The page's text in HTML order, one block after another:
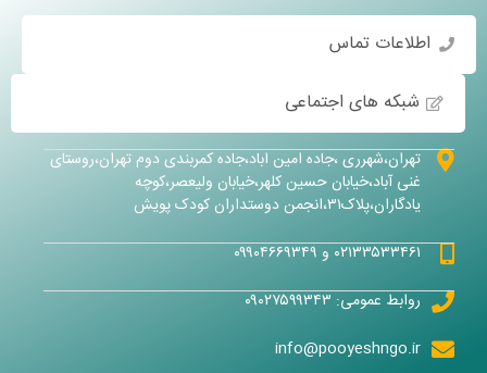
اطلاعات تماس
شبکه های اجتماعی
تهران،شهرری ،جاده امین اباد،جاده کمربندی دوم تهران،روستای
غنی آباد،خیابان حسین کلهر،خیابان ولیعصر،کوچه
یادگاران،پلاک۳۱،انجمن دوستداران کودک پویش
۰۲۱۳۳۵۳۳۴۶۱ و ۰۹۹۰۴۶۶۹۳۴۹
روابط عمومی: ۰۹۰۲۷۵۹۹۳۴۳
info@pooyeshngo.ir